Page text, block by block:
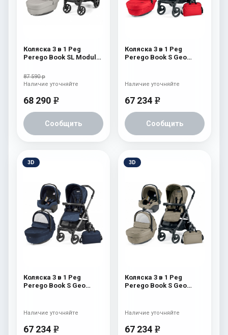
Коляска 3 в 1 Peg
Perego Book SL Modular
87 590 р
68 290 e
Сообщить
Наличие уточняйте
Коляска 3 в 1 Peg
Perego Book S Geo
67 234 e
Сообщить
Наличие уточняйте
3D
Коляска 3 в 1 Peg
Perego Book S Geo
67 234 e
Наличие уточняйте
3D
Коляска 3 в 1 Peg
Perego Book S Geo
67 234 e
Наличие уточняйте